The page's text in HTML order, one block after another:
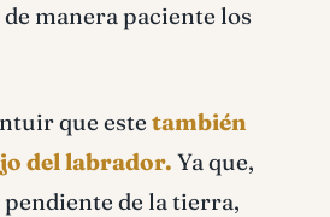
manera paciente los
que este también
del labrador. Ya que,
de la tierra,